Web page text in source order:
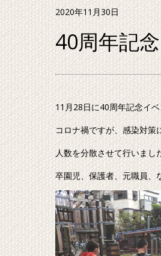
2020年11月30日
40周年記
11月28日に40周年記念イ
コロナ禍ですが、感染対策
人数を分散させて行いまし
卒園児、保護者、元職員、